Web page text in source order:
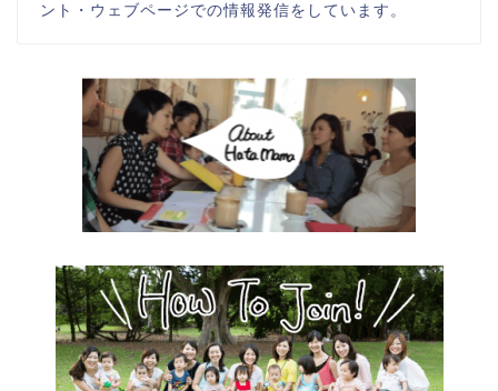
ント・ウェブページでの情報発信をしています。